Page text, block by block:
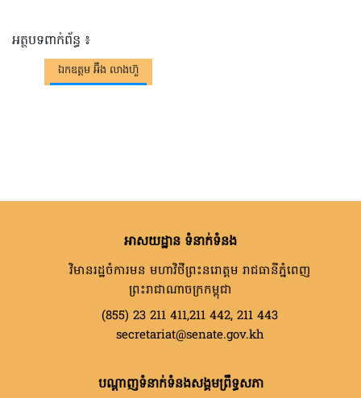
អត្ថបទពាក់ព័ន្ធ ៖
ឯកឧត្តម អ៊ឹង លាងហ៊ួ
អាសយដ្ឋាន ទំនាក់ទំនង
វិមានរដ្ឋចំការមន មហាវិថីព្រះនរោត្តម រាជធានីភ្នំពេញ
ព្រះរាជាណាចក្រកម្ពុជា
(855) 23 211 411,211 442, 211 443
secretariat@senate.gov.kh
បណ្តាញទំនាក់ទំនងសង្គមព្រឹទ្ធសភា